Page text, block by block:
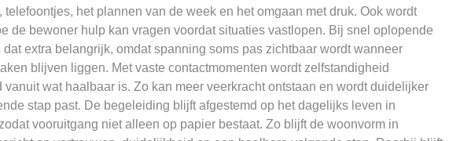
telefoontjes, het plannen van de week en het omgaan met druk. Ook wordt
de bewoner hulp kan vragen voordat situaties vastlopen. Bij snel oplopende
extra belangrijk, omdat spanning soms pas zichtbaar wordt wanneer
blijven liggen. Met vaste contactmomenten wordt zelfstandigheid
vanuit wat haalbaar is. Zo kan meer veerkracht ontstaan en wordt duidelijker
stap past. De begeleiding blijft afgestemd op het dagelijks leven in
vooruitgang niet alleen op papier bestaat. Zo blijft de woonvorm in